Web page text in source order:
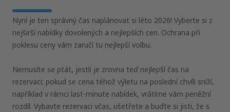
Nyní je ten správný čas naplánovat si léto 2026! Vyberte si z
nejširší nabídky dovolených a nejlepších cen. Ochrana při
poklesu ceny vám zaručí tu nejlepší volbu.
Nemusíte se ptát, jestli je zrovna teď nejlepší čas na
rezervaci; pokud se cena téhož výletu na poslední chvíli sníží,
například v rámci last-minute nabídek, vrátíme vám peněžní
rozdíl. Vybavte rezervaci včas, ušetřete a buďte si jisti, že s